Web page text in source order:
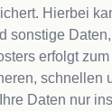
Hierbei
sonstige
erfolgt
Daten nur